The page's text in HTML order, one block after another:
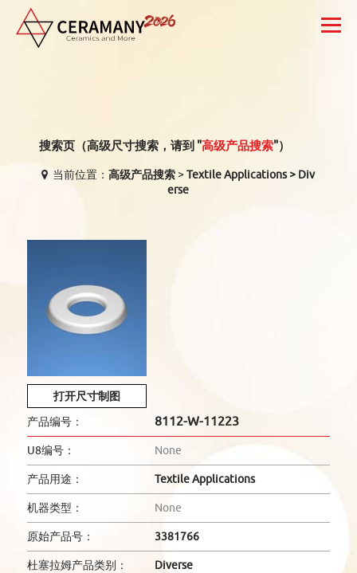
搜索 CN
搜索页（高级尺寸搜索，请到 "高级产品搜索"）
当前位置：高级产品搜索 >Textile Applications> Div
erse
打开尺寸制图
产品编号：
8112-W-11223
U8编号： None
产品用途： Textile Applications
机器类型： None
原始产品号： 3381766
杜塞拉姆产品类别： Diverse